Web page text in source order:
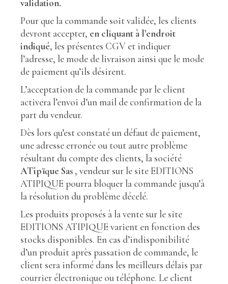
validation.
Pour que la commande soit validée, les clients
devront accepter, en cliquant à l’endroit
indiqué, les présentes CGV et indiquer
l’adresse, le mode de livraison ainsi que le mode
de paiement qu’ils désirent.
L’acceptation de la commande par le client
activera l’envoi d’un mail de confirmation de la
part du vendeur.
Dès lors qu’est constaté un défaut de paiement,
une adresse erronée ou tout autre problème
résultant du compte des clients, la société
ATîpïque Sas , vendeur sur le site EDITIONS
ATIPIQUE pourra bloquer la commande jusqu’à
la résolution du problème décelé.
Les produits proposés à la vente sur le site
EDITIONS ATIPIQUE varient en fonction des
stocks disponibles. En cas d’indisponibilité
d’un produit après passation de commande, le
client sera informé dans les meilleurs délais par
courrier électronique ou téléphone.Le client